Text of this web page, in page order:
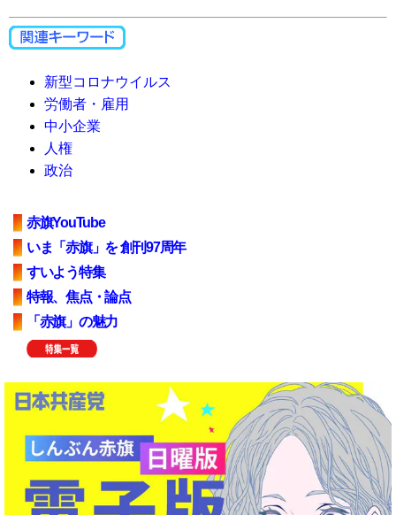
新型コロナウイルス
労働者・雇用
中小企業
人権
政治
赤旗YouTube
いま「赤旗」を 創刊97周年
すいよう特集
特報、焦点・論点
「赤旗」の魅力